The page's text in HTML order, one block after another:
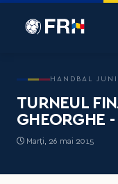
HANDBAL
TURNEUL
GHEORGHE
Marți, 26 mai 2015